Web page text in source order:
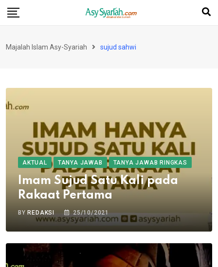
Skip
Majalah Islam Asy-Syariah sujud sahwi
AKTUAL TANYA JAWAB TANYA JAWAB RINGKAS
Imam Sujud Satu Kali pada
Rakaat Pertama
BY REDAKSI 25/10/2021